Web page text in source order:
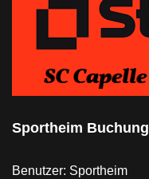
Sportheim Buchung
Benutzer: Sportheim